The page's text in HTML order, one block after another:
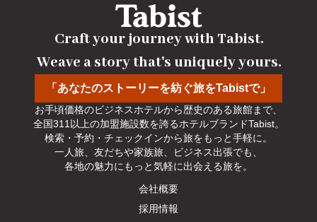
「あなたのストーリーを紡ぐ旅をTabistで」
Craft your journey with Tabist.
Weave a story that's uniquely yours.
お手頃価格のビジネスホテルから歴史のある旅館まで、
全国311以上の加盟施設数を誇るホテルブランドTabist。
検索・予約・チェックインから旅をもっと手軽に。
一人旅、友だちや家族旅、ビジネス出張でも、
各地の魅力にもっと気軽に出会える旅を。
会社概要
採用情報